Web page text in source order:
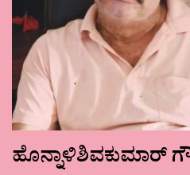
ಹೊನ್ನಾಳಿಶಿವಕುಮಾರ್